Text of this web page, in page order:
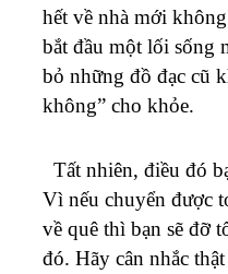
hết về nhà mới
bắt đầu một lối sống
bỏ những đồ đạc cũ
không” cho khỏe.
Tất nhiên, điều đó
Vì nếu chuyển được
về quê thì bạn sẽ đỡ
đó. Hãy cân nhắc